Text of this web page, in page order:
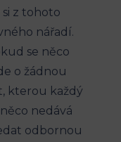
z tohoto
nářadí.
se něco
o žádnou
kterou každý
nedává
odbornou